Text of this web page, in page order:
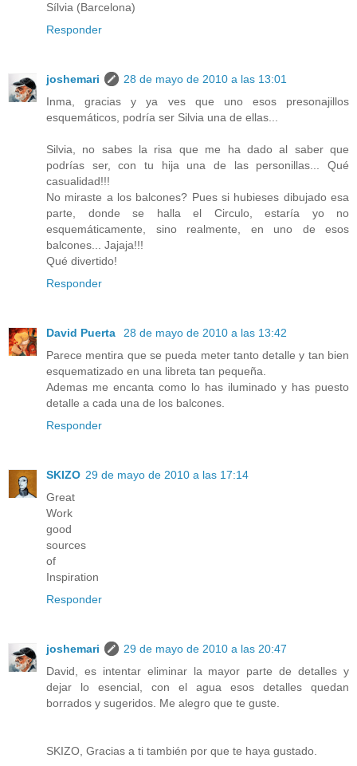
Sílvia (Barcelona)
Responder
joshemari
28 de mayo de 2010 a las 13:01
Inma, gracias y ya ves que uno esos presonajillos
esquemáticos, podría ser Silvia una de ellas...
Silvia, no sabes la risa que me ha dado al saber que
podrías ser, con tu hija una de las personillas... Qué
casualidad!!!
No miraste a los balcones? Pues si hubieses dibujado esa
parte, donde se halla el Circulo, estaría yo no
esquemáticamente, sino realmente, en uno de esos
balcones... Jajaja!!!
Qué divertido!
Responder
David Puerta
28 de mayo de 2010 a las 13:42
Parece mentira que se pueda meter tanto detalle y tan bien
esquematizado en una libreta tan pequeña.
Ademas me encanta como lo has iluminado y has puesto
detalle a cada una de los balcones.
Responder
SKIZO 29 de mayo de 2010 a las 17:14
Great
Work
good
sources
of
Inspiration
Responder
joshemari
29 de mayo de 2010 a las 20:47
David, es intentar eliminar la mayor parte de detalles y
dejar lo esencial, con el agua esos detalles quedan
borrados y sugeridos. Me alegro que te guste.
SKIZO, Gracias a ti también por que te haya gustado.